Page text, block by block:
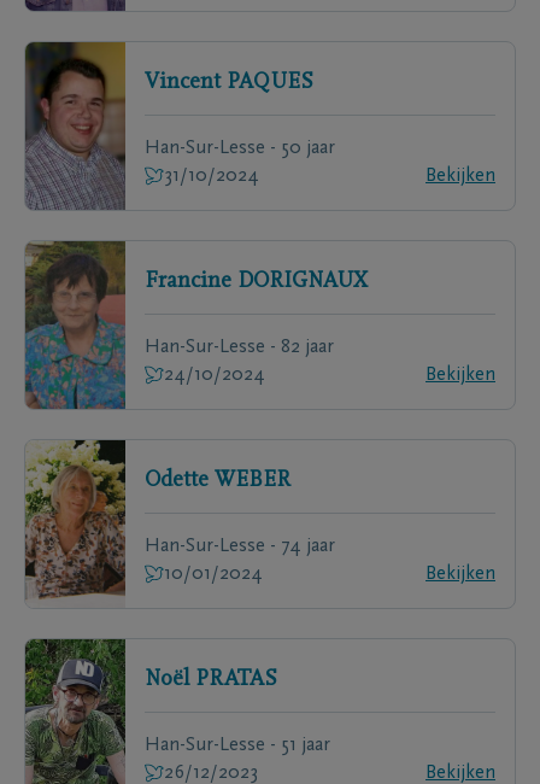
Vincent PAQUES
Han-Sur-Lesse - 50 jaar
31/10/2024
Bekijken
Francine DORIGNAUX
Han-Sur-Lesse - 82 jaar
24/10/2024
Bekijken
Odette WEBER
Han-Sur-Lesse - 74 jaar
10/01/2024
Bekijken
Noël PRATAS
Han-Sur-Lesse - 51 jaar
26/12/2023
Bekijken